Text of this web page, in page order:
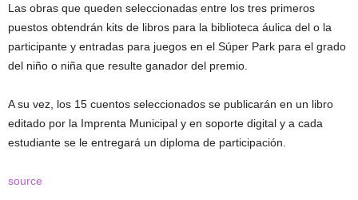
Las obras que queden seleccionadas entre los tres primeros
puestos obtendrán kits de libros para la biblioteca áulica del o la
participante y entradas para juegos en el Súper Park para el grado
del niño o niña que resulte ganador del premio.
A su vez, los 15 cuentos seleccionados se publicarán en un libro
editado por la Imprenta Municipal y en soporte digital y a cada
estudiante se le entregará un diploma de participación.
source